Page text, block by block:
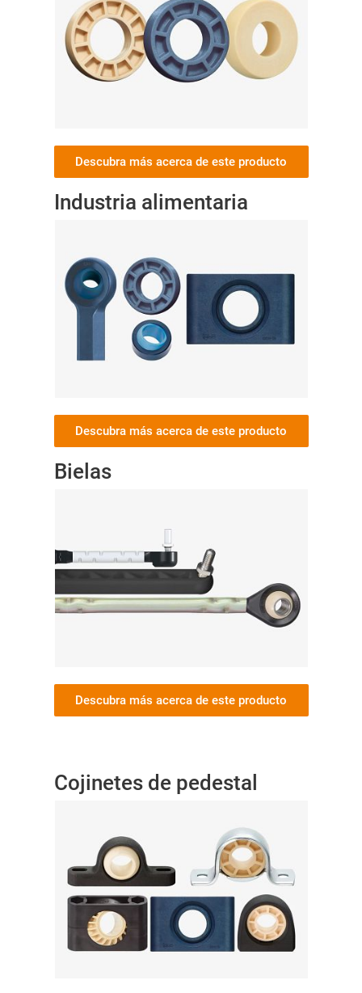
Descubra más acerca de este producto
Industria alimentaria
Descubra más acerca de este producto
Bielas
Descubra más acerca de este producto
Cojinetes de pedestal